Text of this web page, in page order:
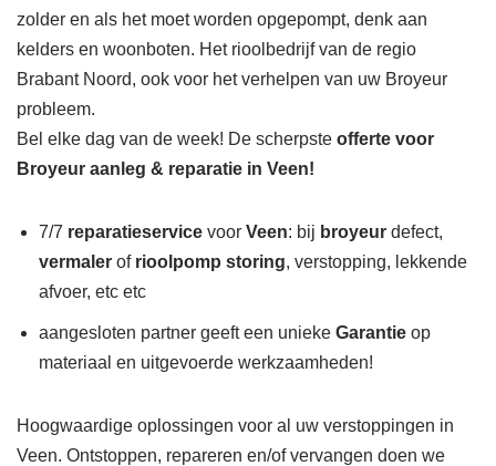
zolder en als het moet worden opgepompt, denk aan
kelders en woonboten. Het rioolbedrijf van de regio
Brabant Noord, ook voor het verhelpen van uw Broyeur
probleem.
Bel elke dag van de week! De scherpste offerte voor
Broyeur aanleg & reparatie in Veen!
7/7 reparatieservice voor Veen: bij broyeur defect,
vermaler of rioolpomp storing, verstopping, lekkende
afvoer, etc etc
aangesloten partner geeft een unieke Garantie op
materiaal en uitgevoerde werkzaamheden!
Hoogwaardige oplossingen voor al uw verstoppingen in
Veen. Ontstoppen, repareren en/of vervangen doen we